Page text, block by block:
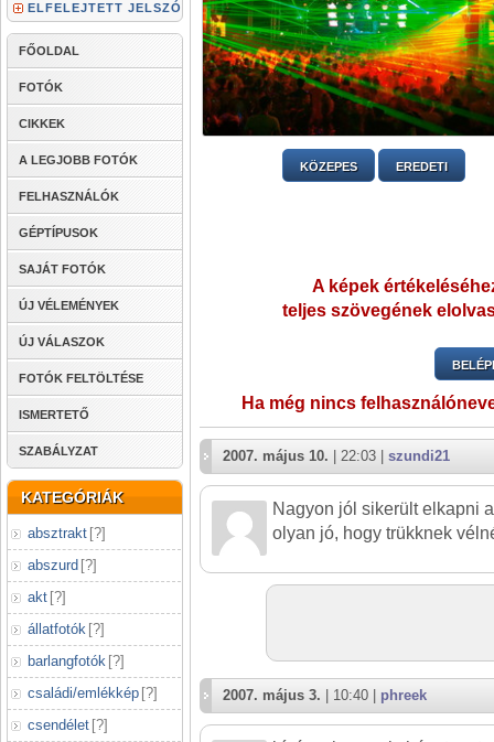
ELFELEJTETT JELSZÓ
FŐOLDAL
FOTÓK
CIKKEK
A LEGJOBB FOTÓK
FELHASZNÁLÓK
GÉPTÍPUSOK
SAJÁT FOTÓK
ÚJ VÉLEMÉNYEK
ÚJ VÁLASZOK
FOTÓK FELTÖLTÉSE
ISMERTETŐ
SZABÁLYZAT
KATEGÓRIÁK
absztrakt [?]
abszurd [?]
akt [?]
állatfotók [?]
barlangfotók [?]
családi/emlékkép [?]
csendélet [?]
KÖZEPES EREDETI
A képek
teljes szövegének
Ha még nincs
2007. május 10. | 22:03 | szundi21
Nagyon jól sikerült elkapni
olyan jó, hogy trükknek
2007. május 3. | 10:40 | phreek